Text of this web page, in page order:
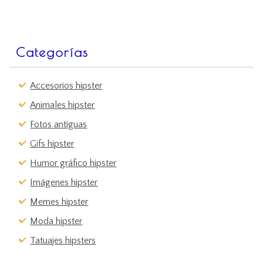
Categorías
Accesorios hipster
Animales hipster
Fotos antiguas
Gifs hipster
Humor gráfico hipster
Imágenes hipster
Memes hipster
Moda hipster
Tatuajes hipsters